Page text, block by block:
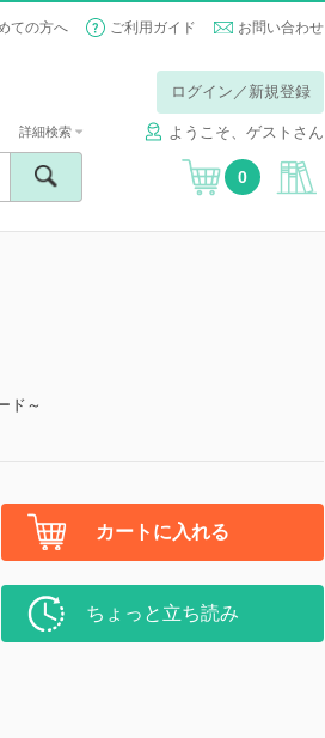
ての方へ ご利用ガイド お問い合わせ
ログイン／新規登録
ようこそ、ゲストさん
詳細検索
0
ド～
カートに入れる
ちょっと立ち読み